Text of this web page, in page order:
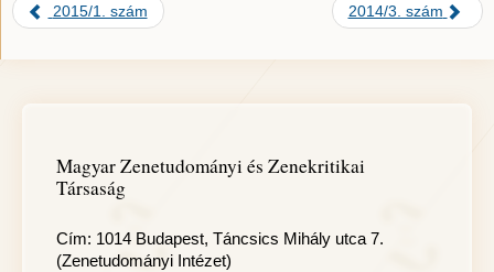
2015/1. szám 2014/3. szám
Magyar Zenetudományi és Zenekritikai
Társaság
Cím: 1014 Budapest, Táncsics Mihály utca 7.
(Zenetudományi Intézet)